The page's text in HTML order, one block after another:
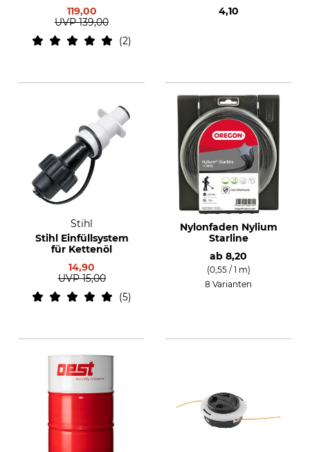
119,00
UVP 139,00
2
4,10
Stihl
Stihl Einfüllsystem
für Kettenöl
14,90
UVP 15,00
5
Nylonfaden Nylium
Starline
ab 8,20
(0,55 / 1 m)
8 Varianten